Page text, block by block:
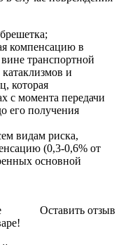
компенсацию в
транспортной
и
которая
с момента передачи
его получения
видам риска,
(0,3-0,6% от
основной
Оставить отзыв